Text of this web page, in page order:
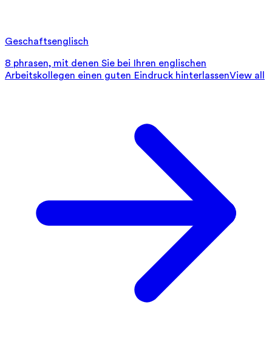
Geschaftsenglisch
8 phrasen, mit denen Sie bei Ihren englischen
Arbeitskollegen einen guten Eindruck hinterlassenView all